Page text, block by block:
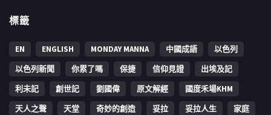
標籤
EN ENGLISH MONDAY MANNA 中國成語
以色列
以色列新聞
你累了嗎 保捷 信仰見證
出埃及記
利未記
創世記 劉國偉 原文解經
國度禾場KHM
天人之聲
天堂 奇妙的創造 妥拉 妥拉人生
家庭